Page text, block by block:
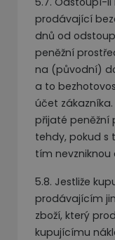
prodávající
dnů od
peněžní
na (původní)
a to
účet
přijaté peněžní
tehdy, pokud s
tím nevzniknou
5.8. Jestliže
prodávajícím
zboží, který
kupujícímu